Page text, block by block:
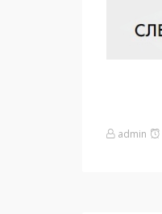
admin